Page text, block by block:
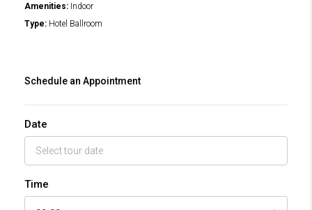
Amenities: Indoor
Type: Hotel Ballroom
Schedule an Appointment
Date
Time